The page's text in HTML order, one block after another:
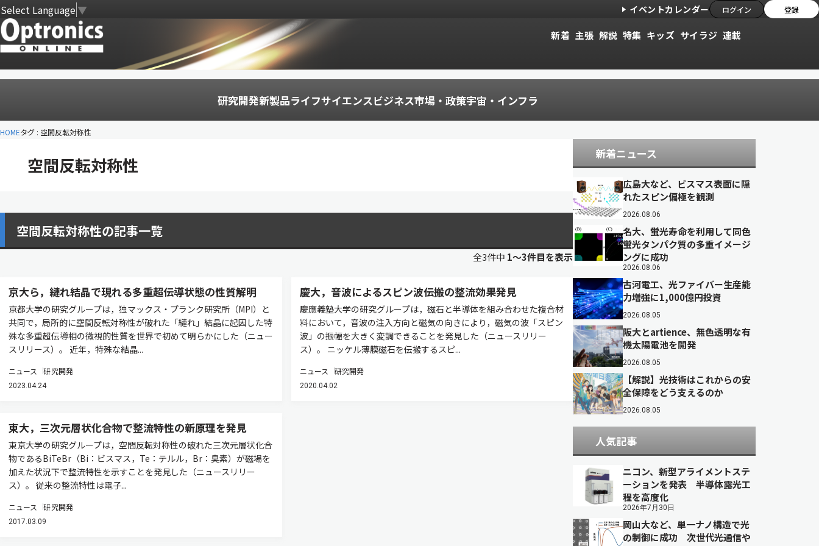
Select Language▼ イベントカレンダー ログイン 登録
新着 主張 解説 特集 キッズ サイラジ 連載
研究開発新製品ライフサイエンスビジネス市場・政策宇宙・インフラ
HOMEタグ : 空間反転対称性
空間反転対称性
空間反転対称性の記事一覧
全3件中 1〜3件目を表示
京大ら，縺れ結晶で現れる多重超伝導状態の性質解明
京都大学の研究グループは，独マックス・プランク研究所（MPI）と
共同で，局所的に空間反転対称性が破れた「縺れ」結晶に起因した特
殊な多重超伝導相の微視的性質を世界で初めて明らかにした（ニュー
スリリース）。 近年，特殊な結晶...
ニュース 研究開発
2023.04.24
慶大，音波によるスピン波伝搬の整流効果発見
慶應義塾大学の研究グループは，磁石と半導体を組み合わせた複合材
料において，音波の注入方向と磁気の向きにより，磁気の波「スピン
波」の振幅を大きく変調できることを発見した（ニュースリリー
ス）。 ニッケル薄膜磁石を伝搬するスピ...
ニュース 研究開発
2020.04.02
東大，三次元層状化合物で整流特性の新原理を発見
東京大学の研究グループは，空間反転対称性の破れた三次元層状化合
物であるBiTeBr（Bi：ビスマス，Te：テルル，Br：臭素）が磁場を
加えた状況下で整流特性を示すことを発見した（ニュースリリー
ス）。 従来の整流特性は電子...
ニュース 研究開発
2017.03.09
新着ニュース
広島大など、ビスマス表面に隠
れたスピン偏極を観測
2026.08.06
名大、蛍光寿命を利用して同色
蛍光タンパク質の多重イメージ
ングに成功
2026.08.06
古河電工、光ファイバー生産能
力増強に1,000億円投資
2026.08.05
阪大とartience、無色透明な有
機太陽電池を開発
2026.08.05
【解説】光技術はこれからの安
全保障をどう支えるのか
2026.08.05
人気記事
ニコン、新型アライメントステ
ーションを発表 半導体露光工
程を高度化
2026年7月30日
岡山大など、単一ナノ構造で光
の制御に成功 次世代光通信や